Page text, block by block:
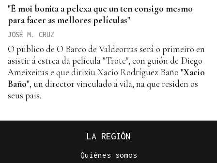
"É moi bonita a pelexa que un ten consigo mesmo
para facer as mellores películas"
JOSÉ M. CRUZ
O público de O Barco de Valdeorras será o primeiro en
asistir á estrea da película "Trote", con guión de Diego
Ameixeiras e que dirixiu Xacio Rodríguez Baño "Xacio
Baño", un director vinculado á vila, na que residen os
seus pais.
LA REGIÓN
Quiénes somos